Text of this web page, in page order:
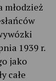
młodzież
1939 r.
jako
całe